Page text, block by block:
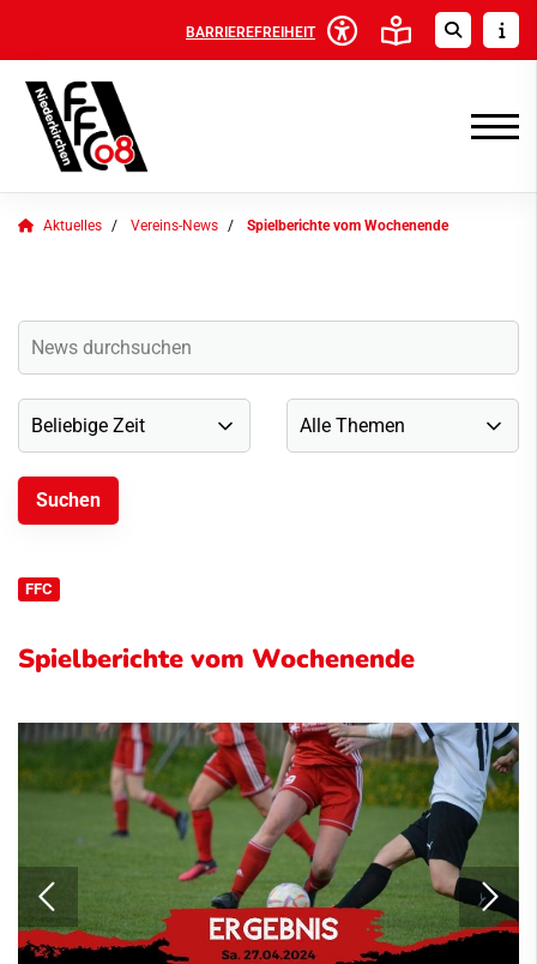
BARRIEREFREIHEIT
Aktuelles Vereins-News Spielberichte vom Wochenende
FFC
Spielberichte vom Wochenende